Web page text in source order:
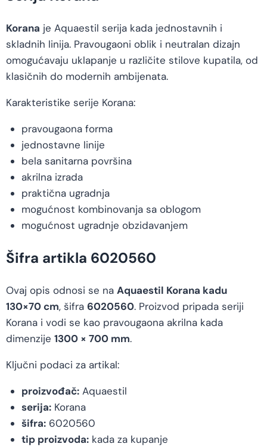
Korana je Aquaestil serija kada jednostavnih i
skladnih linija. Pravougaoni oblik i neutralan dizajn
omogućavaju uklapanje u različite stilove kupatila, od
klasičnih do modernih ambijenata.
Karakteristike serije Korana:
pravougaona forma
jednostavne linije
bela sanitarna površina
akrilna izrada
praktična ugradnja
mogućnost kombinovanja sa oblogom
mogućnost ugradnje obzidavanjem
Šifra artikla 6020560
Ovaj opis odnosi se na Aquaestil Korana kadu
130×70 cm, šifra 6020560. Proizvod pripada seriji
Korana i vodi se kao pravougaona akrilna kada
dimenzije 1300 × 700 mm.
Ključni podaci za artikal:
proizvođač:Aquaestil
serija:Korana
šifra:6020560
tip proizvoda:kada za kupanje